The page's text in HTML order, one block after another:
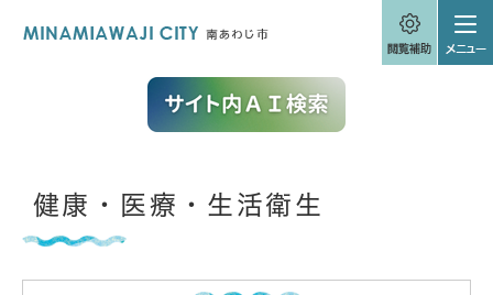
文健康・医療・生活衛生